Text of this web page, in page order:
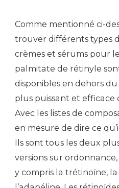
Comme mentionné ci-
trouver différents types
crèmes et sérums pour
palmitate de rétinyle
disponibles en dehors
plus puissant et efficace
Avec les listes de
en mesure de dire ce
Ils sont tous les deux
versions sur
y compris la trétinoïne,